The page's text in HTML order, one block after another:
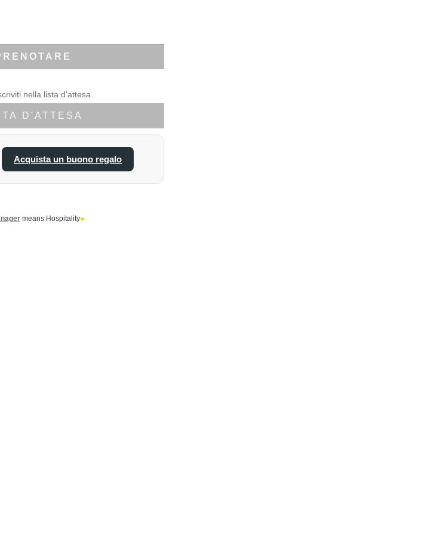
nella lista d'attesa.
Acquista un buono regalo
means Hospitality